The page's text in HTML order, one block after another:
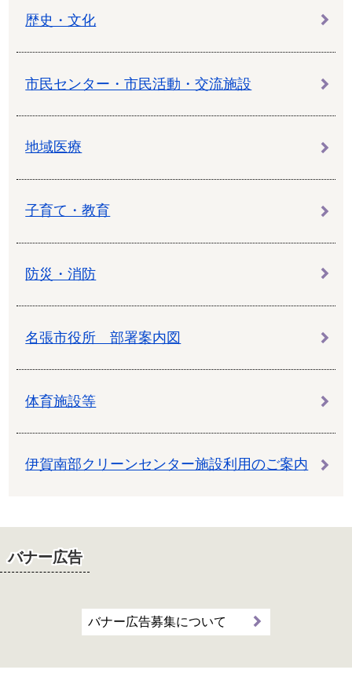
歴史・文化
市民センター・市民活動・交流施設
地域医療
子育て・教育
防災・消防
名張市役所 部署案内図
体育施設等
伊賀南部クリーンセンター施設利用のご案内
バナー広告
バナー広告募集について